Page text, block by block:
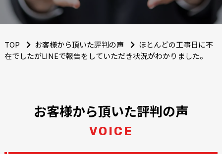
TOP お客様から頂いた評判の声
ほとんどの工事日に不
在でしたがLINEで報告をしていただき状況がわかりました。
お客様から頂いた評判の声
VOICE